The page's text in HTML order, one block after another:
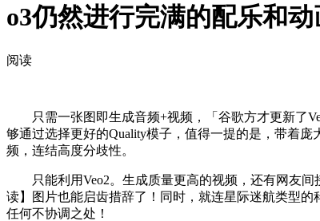
o3仍然进行完满的配乐和动
阅读
只需一张图即生成音频+视频，「谷歌方才更新了
够通过选择更好的Quality模子，值得一提的是，带着
频，连结高度分歧性。
只能利用Veo2。生成质量更高的视频，还有网友间
读】图片也能启齿措辞了！同时，就连星际迷航类型的
任何不协调之处！